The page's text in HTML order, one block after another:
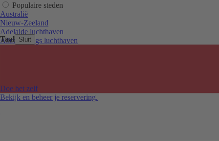
Taal Sluit
Doe het zelf
Bekijk en beheer je reservering.
Populaire steden
Australië
Nieuw-Zeeland
Adelaide luchthaven
Alice Springs luchthaven
Melbourne Tullamarine luchthaven
Perth luchthaven
Sydney luchthaven